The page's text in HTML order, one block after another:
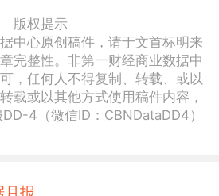
版权提示
中心原创稿件，请于文首标明来
完整性。非第一财经商业数据中
，任何人不得复制、转载、或以
载或以其他方式使用稿件内容，
4（微信ID：CBNDataDD4）